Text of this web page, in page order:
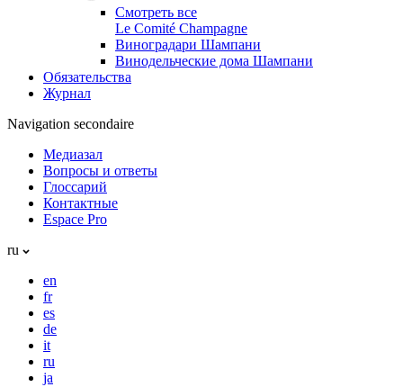
Смотреть все
Le Comité Champagne
Виноградари Шампани
Винодельческие дома Шампани
Обязательства
Журнал
Navigation secondaire
Медиазал
Вопросы и ответы
Глоссарий
Контактные
Espace Pro
ru
en
fr
es
de
it
ru
ja